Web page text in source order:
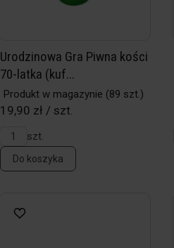
Urodzinowa Gra Piwna kości
70-latka (kuf...
Produkt w magazynie (89 szt.)
19,90 zł / szt.
szt.
Do koszyka